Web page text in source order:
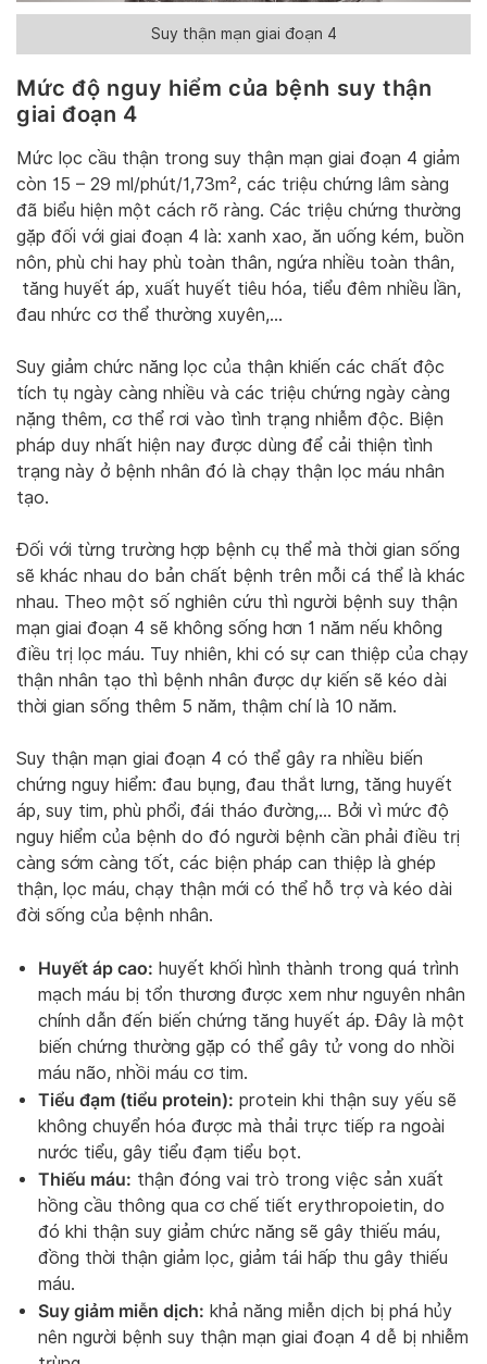
Suy thận mạn giai đoạn 4
Mức độ nguy hiểm của bệnh suy thận
giai đoạn 4
Mức lọc cầu thận trong suy thận mạn giai đoạn 4 giảm
còn 15 – 29 ml/phút/1,73m², các triệu chứng lâm sàng
đã biểu hiện một cách rõ ràng. Các triệu chứng thường
gặp đối với giai đoạn 4 là: xanh xao, ăn uống kém, buồn
nôn, phù chi hay phù toàn thân, ngứa nhiều toàn thân,
tăng huyết áp, xuất huyết tiêu hóa, tiểu đêm nhiều lần,
đau nhức cơ thể thường xuyên,…
Suy giảm chức năng lọc của thận khiến các chất độc
tích tụ ngày càng nhiều và các triệu chứng ngày càng
nặng thêm, cơ thể rơi vào tình trạng nhiễm độc. Biện
pháp duy nhất hiện nay được dùng để cải thiện tình
trạng này ở bệnh nhân đó là chạy thận lọc máu nhân
tạo.
Đối với từng trường hợp bệnh cụ thể mà thời gian sống
sẽ khác nhau do bản chất bệnh trên mỗi cá thể là khác
nhau. Theo một số nghiên cứu thì người bệnh suy thận
mạn giai đoạn 4 sẽ không sống hơn 1 năm nếu không
điều trị lọc máu. Tuy nhiên, khi có sự can thiệp của chạy
thận nhân tạo thì bệnh nhân được dự kiến ​​sẽ kéo dài
thời gian sống thêm 5 năm, thậm chí là 10 năm.
Suy thận mạn giai đoạn 4 có thể gây ra nhiều biến
chứng nguy hiểm: đau bụng, đau thắt lưng, tăng huyết
áp, suy tim, phù phổi, đái tháo đường,… Bởi vì mức độ
nguy hiểm của bệnh do đó người bệnh cần phải điều trị
càng sớm càng tốt, các biện pháp can thiệp là ghép
thận, lọc máu, chạy thận mới có thể hỗ trợ và kéo dài
đời sống của bệnh nhân.
Huyết áp cao: huyết khối hình thành trong quá trình
mạch máu bị tổn thương được xem như nguyên nhân
chính dẫn đến biến chứng tăng huyết áp. Đây là một
biến chứng thường gặp có thể gây tử vong do nhồi
máu não, nhồi máu cơ tim.
Tiểu đạm (tiểu protein): protein khi thận suy yếu sẽ
không chuyển hóa được mà thải trực tiếp ra ngoài
nước tiểu, gây tiểu đạm tiểu bọt.
Thiếu máu: thận đóng vai trò trong việc sản xuất
hồng cầu thông qua cơ chế tiết erythropoietin, do
đó khi thận suy giảm chức năng sẽ gây thiếu máu,
đồng thời thận giảm lọc, giảm tái hấp thu gây thiếu
máu.
Suy giảm miễn dịch: khả năng miễn dịch bị phá hủy
nên người bệnh suy thận mạn giai đoạn 4 dễ bị nhiễm